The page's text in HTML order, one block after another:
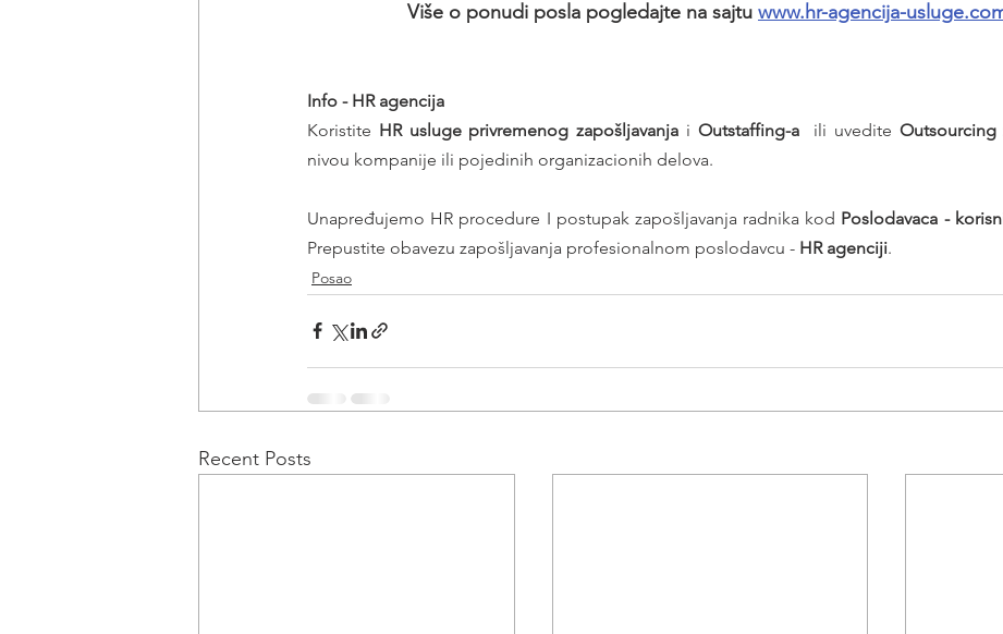
Više o ponudi posla pogledajte na sajtu www.hr-agencija-
Info - HR agencija
Koristite HR usluge privremenog zapošljavanja i Outstaffing-a
  ili uvedite
Outsourcing
nivou kompanije ili pojedinih organizacionih delova.
Unapređujemo HR procedure I postupak zapošljavanja radnika kod
Prepustite obavezu zapošljavanja profesionalnom poslodavcu - HR agenciji.
Posao
Recent Posts